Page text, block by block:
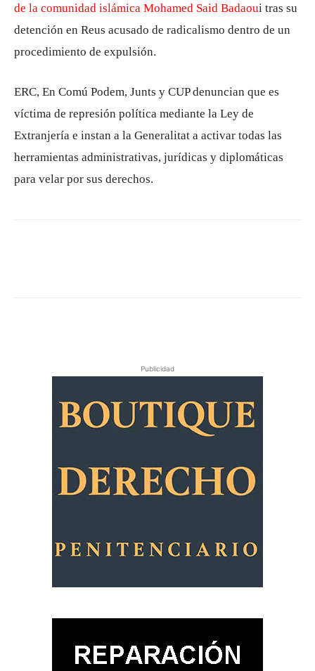
de la comunidad islámica Mohamed Said Badaoui tras su
detención en Reus acusado de radicalismo dentro de un
procedimiento de expulsión.
ERC, En Comú Podem, Junts y CUP denuncian que es
víctima de represión política mediante la Ley de
Extranjería e instan a la Generalitat a activar todas las
herramientas administrativas, jurídicas y diplomáticas
para velar por sus derechos.
Publicidad